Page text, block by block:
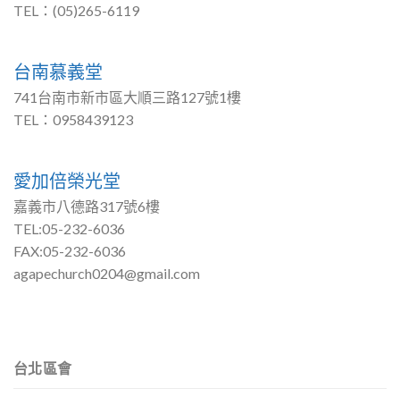
TEL：(05)265-6119
台南慕義堂
741台南市新市區大順三路127號1樓
TEL：0958439123
愛加倍榮光堂
嘉義市八德路317號6樓
TEL:05-232-6036
FAX:05-232-6036
agapechurch0204@gmail.com
台北區會